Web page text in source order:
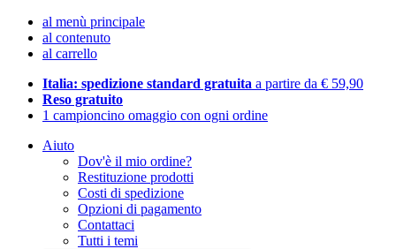
al menù principale
al contenuto
al carrello
Italia: spedizione standard gratuita a partire da € 59,90
Reso gratuito
1 campioncino omaggio con ogni ordine
Aiuto
Dov'è il mio ordine?
Restituzione prodotti
Costi di spedizione
Opzioni di pagamento
Contattaci
Tutti i temi